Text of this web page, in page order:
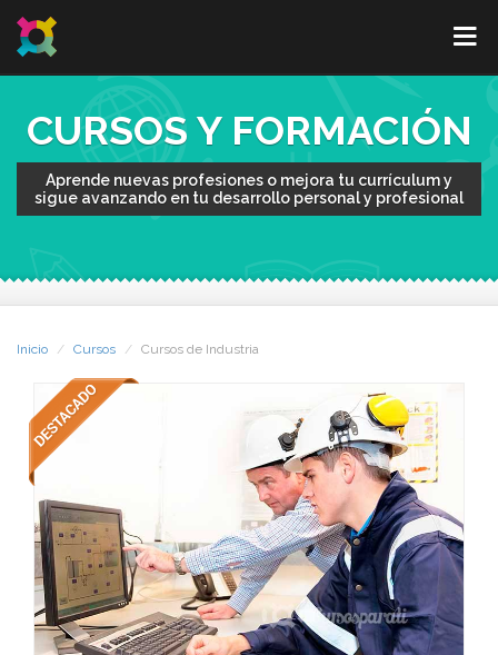
CURSOS Y FORMACIÓN
Aprende nuevas profesiones o mejora tu currículum y
sigue avanzando en tu desarrollo personal y profesional
Inicio Cursos Cursos de Industria